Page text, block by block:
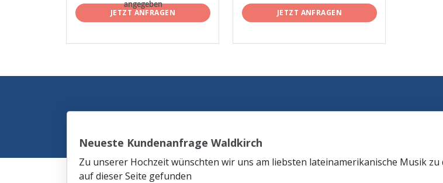
angegeben
JETZT ANFRAGEN JETZT ANFRAGEN
Neueste Kundenanfrage Waldkirch
Zu unserer Hochzeit wünschten wir uns am liebsten lateinamerikanische Musik
auf dieser Seite gefunden